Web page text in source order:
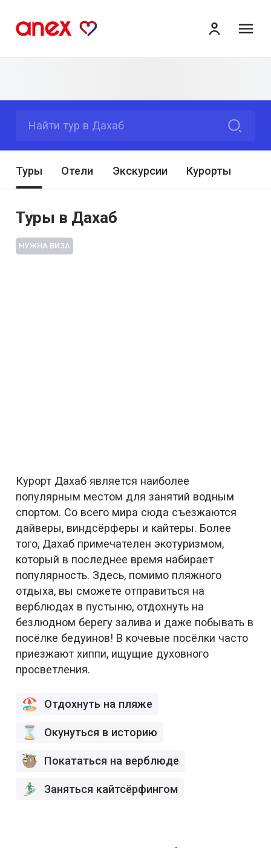
Найти тур в Дахаб
Туры Отели Экскурсии Курорты
Туры в Дахаб
НУЖНА ВИЗА
Курорт Дахаб является наиболее
популярным местом для занятий водным
спортом. Со всего мира сюда съезжаются
дайверы, виндсёрферы и кайтеры. Более
того, Дахаб примечателен экотуризмом,
который в последнее время набирает
популярность. Здесь, помимо пляжного
отдыха, вы сможете отправиться на
верблюдах в пустыню, отдохнуть на
безлюдном берегу залива и даже побывать в
посёлке бедуинов! В кочевые посёлки часто
приезжают хиппи, ищущие духовного
просветления.
Отдохнуть на пляже
Окунуться в историю
Покататься на верблюде
Заняться кайтсёрфингом